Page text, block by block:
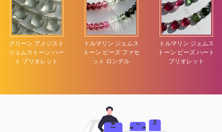
グリーン アメジスト
ジェムストーン ハー
ト ブリオレット
トルマリン ジェムス
トーン ビーズ ファセ
ット ロンデル
トルマリン ジェムス
トーン ビーズ ハート
ブリオレット